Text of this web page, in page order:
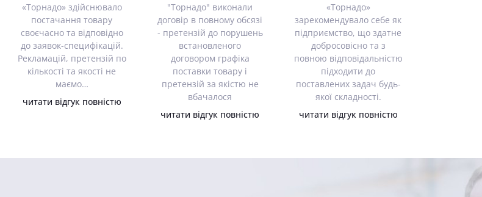
«Торнадо» здійснювало
постачання товару
своєчасно та відповідно
до заявок-специфікацій.
Рекламацій, претензій по
кількості та якості не
маємо…
читати відгук повністю
"Торнадо" виконали
договір в повному обсязі
- претензій до порушень
встановленого
договором графіка
поставки товару і
претензій за якістю не
вбачалося
читати відгук повністю
«Торнадо»
зарекомендувало себе як
підприємство, що здатне
добросовісно та з
повною відповідальністю
підходити до
поставлених задач будь-
якої складності.
читати відгук повністю